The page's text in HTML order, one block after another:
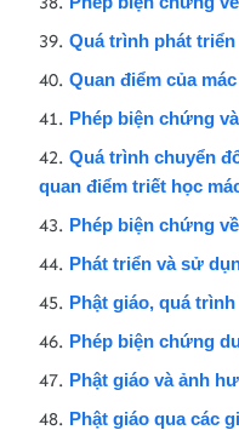
Quá trình phát
Quan điểm của
Phép biện chứng
Quá trình chuyển
quan điểm triết học
Phép biện chứng
Phát triển và sử
Phật giáo, quá
Phép biện chứng
Phật giáo và ảnh
Phật giáo qua các